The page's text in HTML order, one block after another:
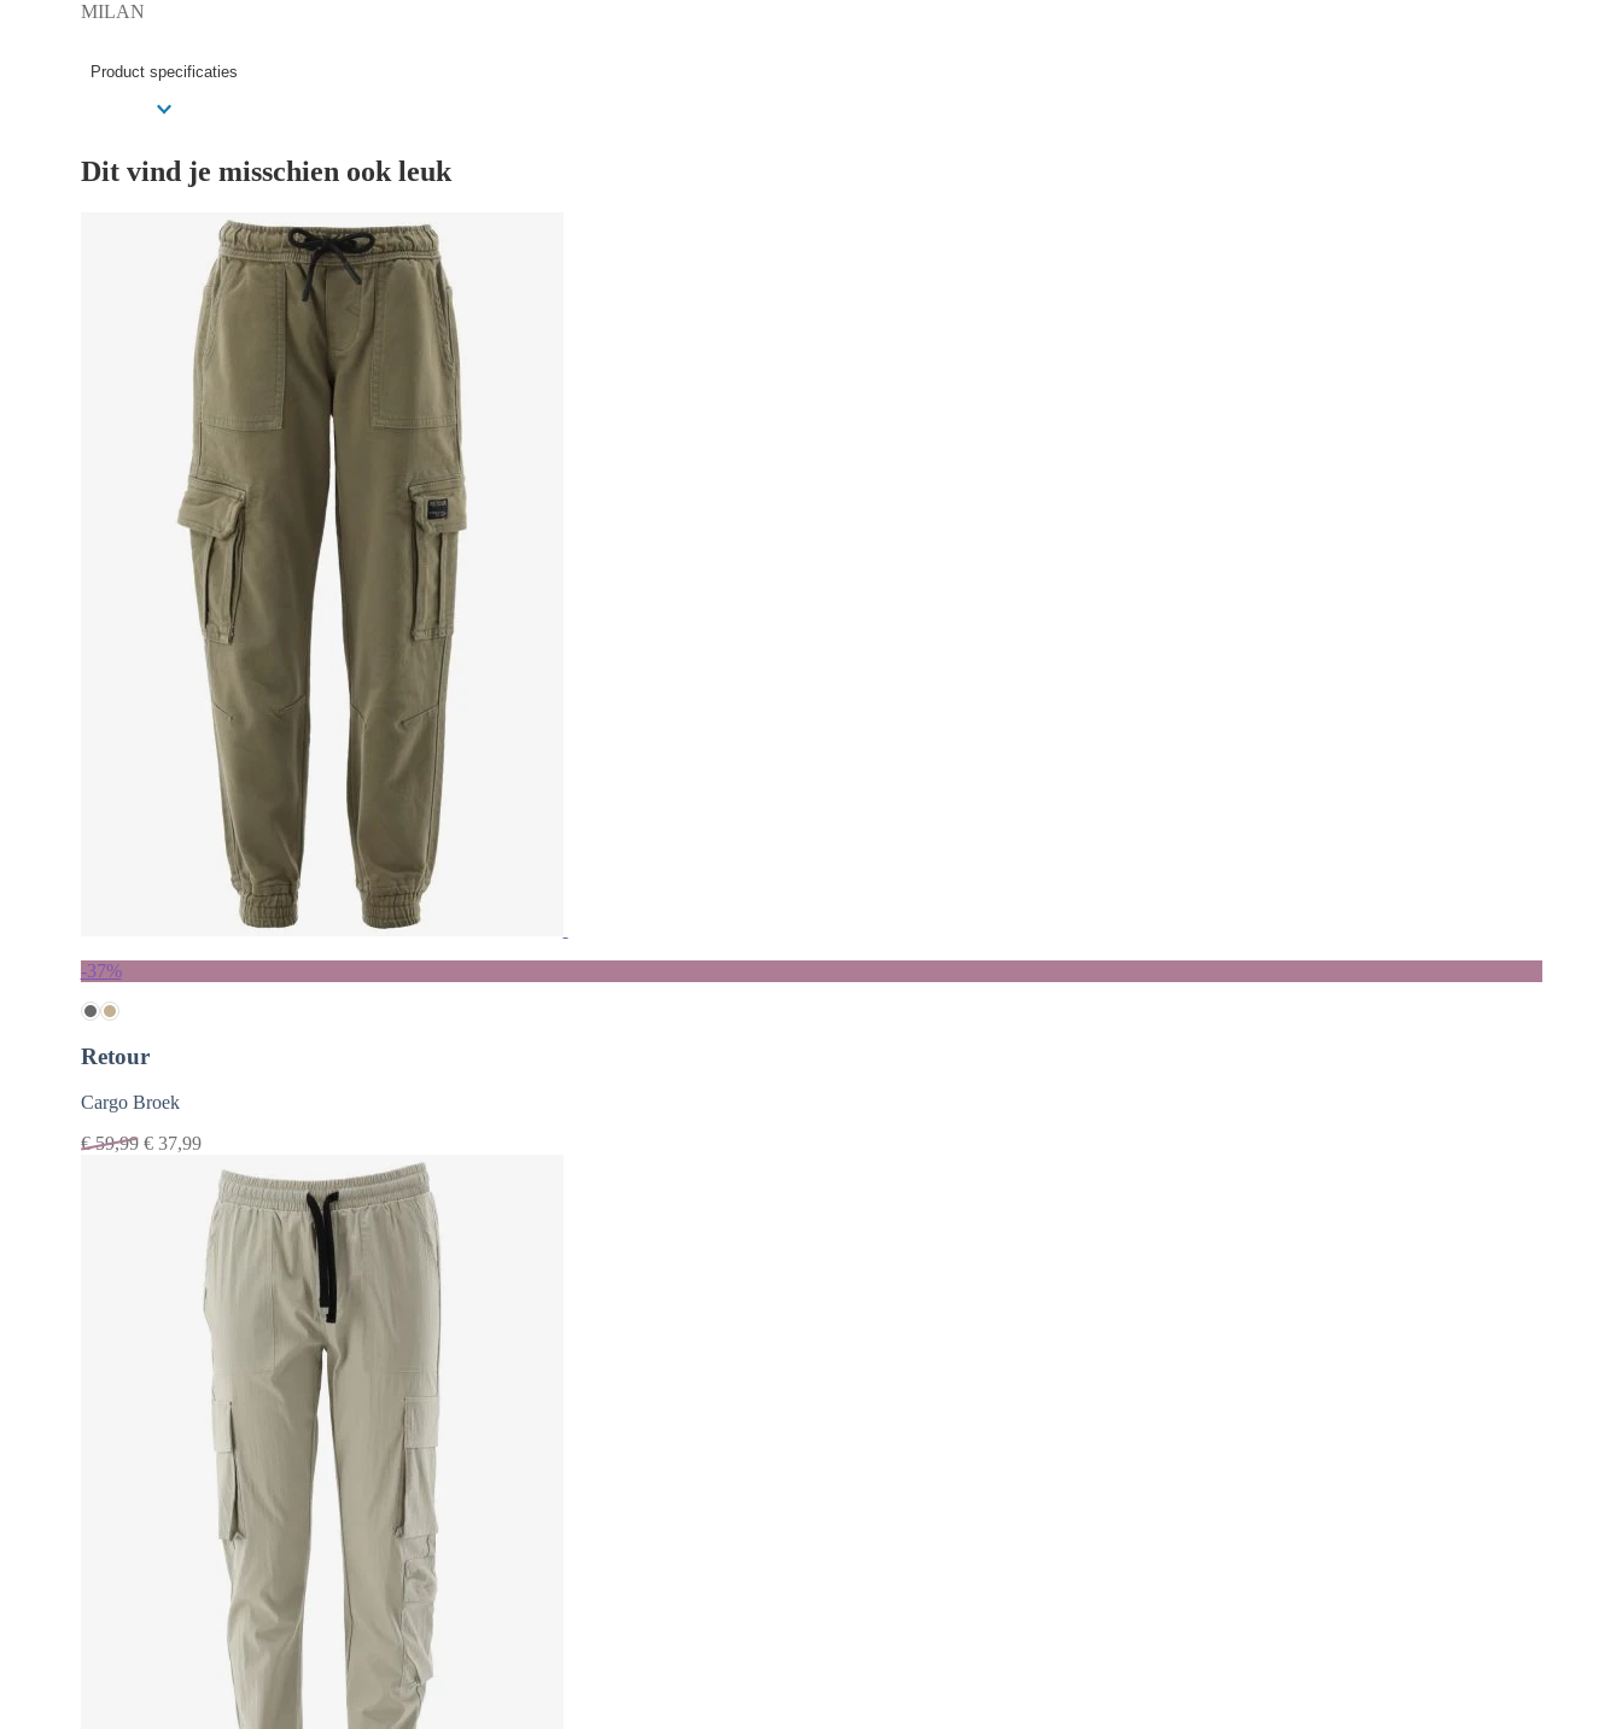
MILAN
Product specificaties
Dit vind je misschien ook leuk
-37%
Retour
Cargo Broek
€59,99 €37,99